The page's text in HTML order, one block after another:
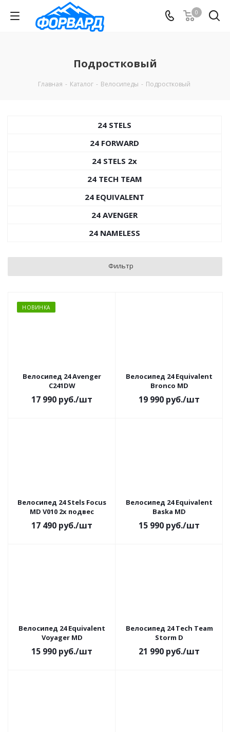
0
Подростковый
Главная - Каталог - Велосипеды - Подростковый
24 STELS
24 FORWARD
24 STELS 2х
24 TECH TEAM
24 EQUIVALENT
24 AVENGER
24 NAMELESS
Фильтр
НОВИНКА
Велосипед 24 Avenger
C241DW
17 990 руб./шт
Велосипед 24 Equivalent
Bronco MD
19 990 руб./шт
Велосипед 24 Stels Focus
MD V010 2х подвес
17 490 руб./шт
Велосипед 24 Equivalent
Baska MD
15 990 руб./шт
Велосипед 24 Equivalent
Voyager MD
15 990 руб./шт
Велосипед 24 Tech Team
Storm D
21 990 руб./шт